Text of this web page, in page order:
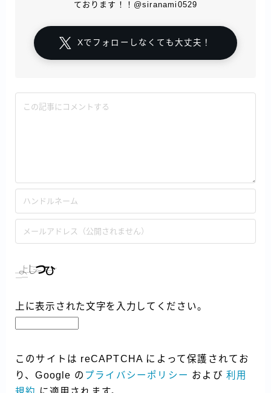
ております！！@siranami0529
Xでフォローしなくても大丈夫！
上に表示された文字を入力してください。
このサイトは reCAPTCHA によって保護されてお
り、Google の プライバシーポリシー および利用